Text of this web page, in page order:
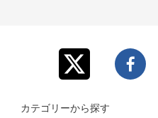
カテゴリーから探す